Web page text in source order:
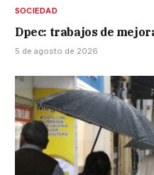
SOCIEDAD
Dpec: trabajos de
5 de agosto de 2026